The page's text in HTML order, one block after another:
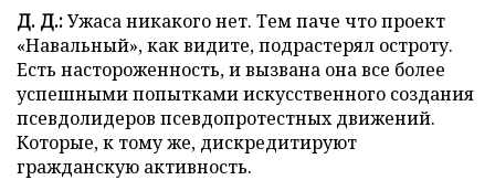
Д. Д.:Ужаса никакого нет. Тем паче что проект
«Навальный», как видите, подрастерял остроту.
Есть настороженность, и вызвана она все более
успешными попытками искусственного создания
псевдолидеров псевдопротестных движений.
Которые, к тому же, дискредитируют
гражданскую активность.